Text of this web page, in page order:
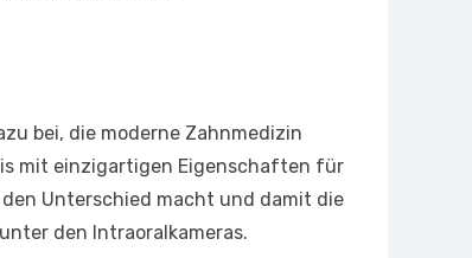
bei, die moderne Zahnmedizin
mit einzigartigen Eigenschaften für
Unterschied macht und damit die
den Intraoralkameras.